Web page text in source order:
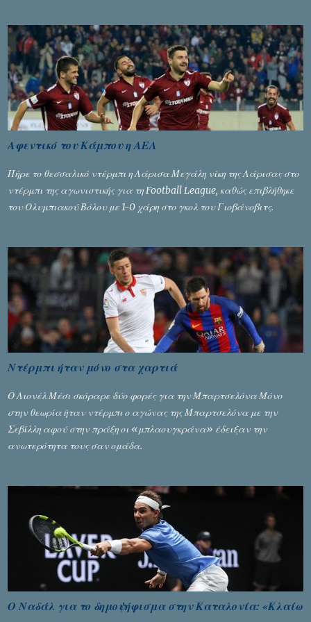
Αφεντικό του Κάμπου η ΑΕΛ
Πήρε το θεσσαλικό ντέρμπι η Λάρισα Μεγάλη νίκη της Λάρισας στο
ντέρμπι της αγωνιστικής για τη Football League, καθώς επιβλήθηκε
του Ολυμπιακού Βόλου με 1-0 χάρη στο γκολ του Γιοβάνοβιτς.
Ντέρμπι ήταν μόνο στα χαρτιά
Ο Λιονέλ Μέσι σκόραρε δύο φορές για την Μπαρτσελόνα Μόνο
στην θεωρία ήταν ντέρμπι ο αγώνας της Μπαρτσελόνα με την
Σεβίλλη αφού στην πράξη οι «μπλαουγκράνα» έδειξαν την
ανωτερότητα τους σαν ομάδα.
Ο Ναδάλ για το δημοψήφισμα στην Καταλονία: «Κλαίω